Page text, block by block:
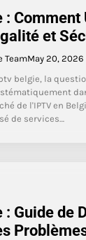
: Comment
et
TeamMay 20, 2026
belgie, la
de l'IPTV en
de services…
: Guide de